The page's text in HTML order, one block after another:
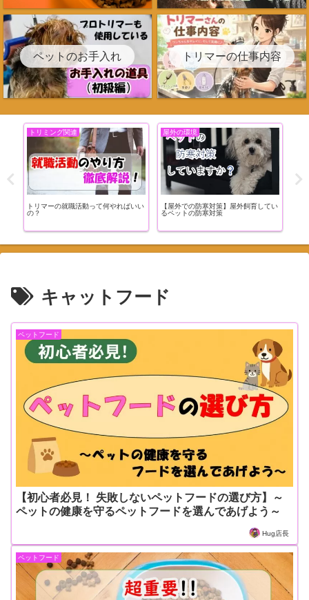
ペットのお手入れ トリマーの仕事内容
トリミング関連
トリマーの就職活動って何やればいい
の？
屋外の環境
【屋外での防寒対策】屋外飼育してい
るペットの防寒対策
キャットフード
ペットフード
【初心者必見！ 失敗しないペットフードの選び方】～
ペットの健康を守るペットフードを選んであげよう～
Hug店長
ペットフード